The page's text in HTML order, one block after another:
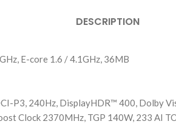
DESCRIPTION
E-core 1.6 / 4.1GHz, 36MB
P3, 240Hz, DisplayHDR™ 400, Dolby
Clock 2370MHz, TGP 140W, 233 AI